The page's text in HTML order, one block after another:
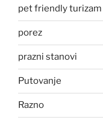
pet friendly turizam
porez
prazni stanovi
Putovanje
Razno